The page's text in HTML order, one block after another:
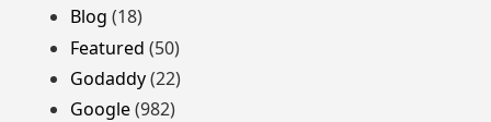
页
脚
Blog (18)
Featured (50)
Godaddy(22)
Google(982)